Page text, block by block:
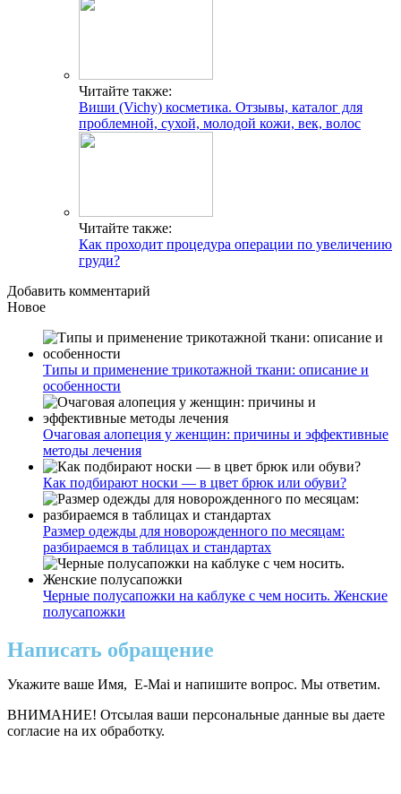
Читайте также:
Виши (Vichy) косметика. Отзывы, каталог для
проблемной, сухой, молодой кожи, век, волос
Читайте также:
Как проходит процедура операции по увеличению
груди?
Добавить комментарий
Новое
Типы и применение трикотажной ткани: описание и
особенности
Очаговая алопеция у женщин: причины и эффективные
методы лечения
Как подбирают носки — в цвет брюк или обуви?
Размер одежды для новорожденного по месяцам:
разбираемся в таблицах и стандартах
Черные полусапожки на каблуке с чем носить. Женские
полусапожки
Написать обращение
Укажите ваше Имя, E-Mai и напишите вопрос. Мы ответим.
ВНИМАНИЕ! Отсылая ваши персональные данные вы даете
согласие на их обработку.